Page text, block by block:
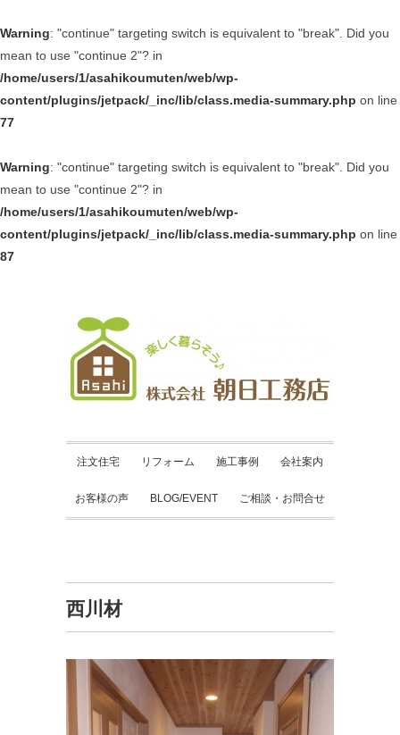
Warning: "continue" targeting switch is equivalent to "break". Did you
mean to use "continue 2"? in
/home/users/1/asahikoumuten/web/wp-
content/plugins/jetpack/_inc/lib/class.media-summary.php on line
77
Warning: "continue" targeting switch is equivalent to "break". Did you
mean to use "continue 2"? in
/home/users/1/asahikoumuten/web/wp-
content/plugins/jetpack/_inc/lib/class.media-summary.php on line
87
注文住宅 リフォーム 施工事例 会社案内
お客様の声 BLOG/EVENT ご相談・お問合せ
西川材